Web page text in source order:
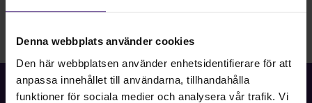
Denna webbplats använder cookies
Den här webbplatsen använder enhetsidentifierare för att
anpassa innehållet till användarna, tillhandahålla
funktioner för sociala medier och analysera vår trafik. Vi